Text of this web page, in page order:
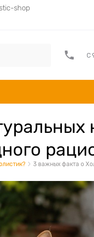
shop
С
3 важных факта о